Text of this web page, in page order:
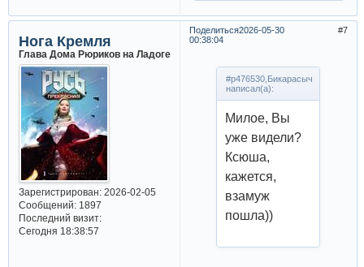
Поделиться 7
2026-05-30
00:38:04
Нога Кремля
Глава Дома Рюриков на Ладоге
Зарегистрирован: 2026-02-05
Сообщений:1897
Последний визит:
Сегодня 18:38:57
#p476530,Бикарасыч
написал(а):
Милое, Вы
уже видели?
Ксюша,
кажется,
взамуж
пошла))